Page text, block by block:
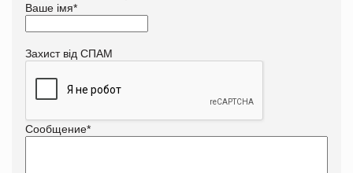
Ваше імя*
Захист від СПАМ
Сообщение*